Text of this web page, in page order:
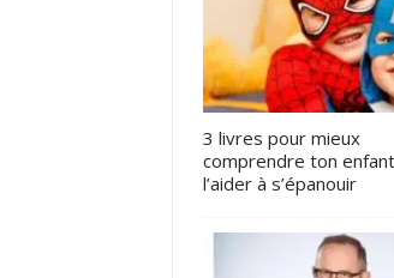
3 livres pour mieux
comprendre ton
l’aider à s’épanouir